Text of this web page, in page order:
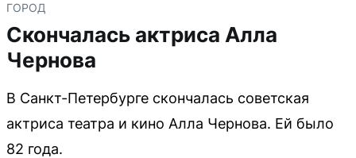
ГОРОД
Скончалась актриса Алла
Чернова
В Санкт-Петербурге скончалась советская
актриса театра и кино Алла Чернова. Ей было
82 года.